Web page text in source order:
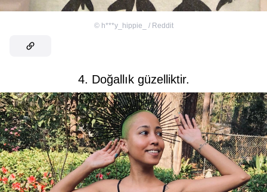
© h***y_hippie_ / Reddit
4. Doğallık güzelliktir.